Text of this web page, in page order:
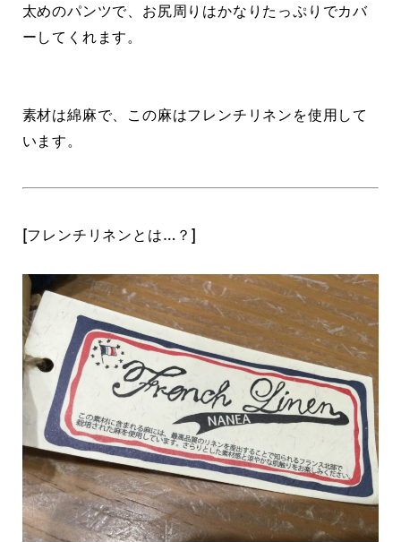
太めのパンツで、お尻周りはかなりたっぷりでカバ
ーしてくれます。
素材は綿麻で、この麻はフレンチリネンを使用して
います。
[フレンチリネンとは…？]